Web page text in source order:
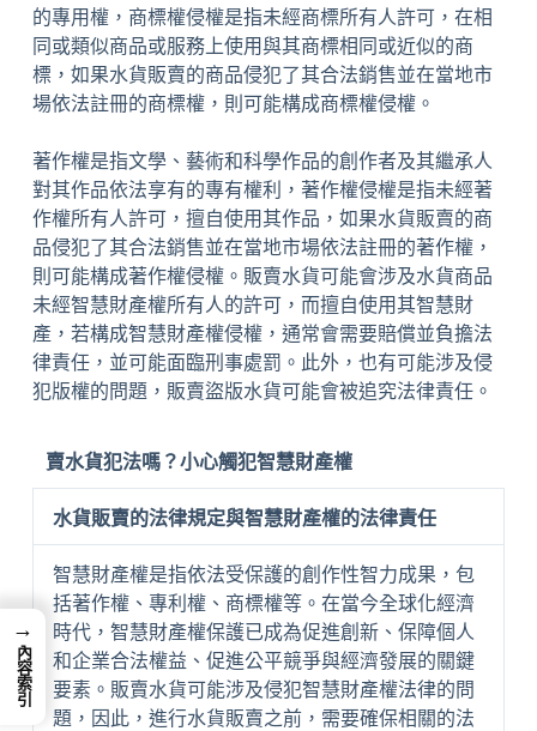
的專用權，商標權侵權是指未經商標所有人許可，在相
同或類似商品或服務上使用與其商標相同或近似的商
標，如果水貨販賣的商品侵犯了其合法銷售並在當地市
場依法註冊的商標權，則可能構成商標權侵權。
著作權是指文學、藝術和科學作品的創作者及其繼承人
對其作品依法享有的專有權利，著作權侵權是指未經著
作權所有人許可，擅自使用其作品，如果水貨販賣的商
品侵犯了其合法銷售並在當地市場依法註冊的著作權，
則可能構成著作權侵權。販賣水貨可能會涉及水貨商品
未經智慧財產權所有人的許可，而擅自使用其智慧財
產，若構成智慧財產權侵權，通常會需要賠償並負擔法
律責任，並可能面臨刑事處罰。此外，也有可能涉及侵
犯版權的問題，販賣盜版水貨可能會被追究法律責任。
賣水貨犯法嗎？小心觸犯智慧財產權
水貨販賣的法律規定與智慧財產權的法律責任
智慧財產權是指依法受保護的創作性智力成果，包
括著作權、專利權、商標權等。在當今全球化經濟
時代，智慧財產權保護已成為促進創新、保障個人
和企業合法權益、促進公平競爭與經濟發展的關鍵
要素。販賣水貨可能涉及侵犯智慧財產權法律的問
題，因此，進行水貨販賣之前，需要確保相關的法
→
內容索引